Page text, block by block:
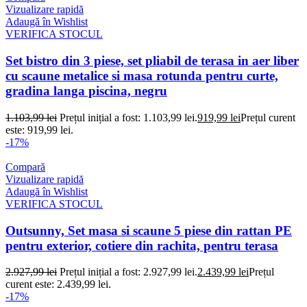
Vizualizare rapidă
Adaugă în Wishlist
VERIFICA STOCUL
Set bistro din 3 piese, set pliabil de terasa in aer liber
cu scaune metalice si masa rotunda pentru curte,
gradina langa piscina, negru
1.103,99lei Prețul inițial a fost: 1.103,99 lei.919,99 leiPrețul curent
este: 919,99 lei.
-17%
Compară
Vizualizare rapidă
Adaugă în Wishlist
VERIFICA STOCUL
Outsunny, Set masa si scaune 5 piese din rattan PE
pentru exterior, cotiere din rachita, pentru terasa
2.927,99lei Prețul inițial a fost: 2.927,99 lei.2.439,99 leiPrețul
curent este: 2.439,99 lei.
-17%